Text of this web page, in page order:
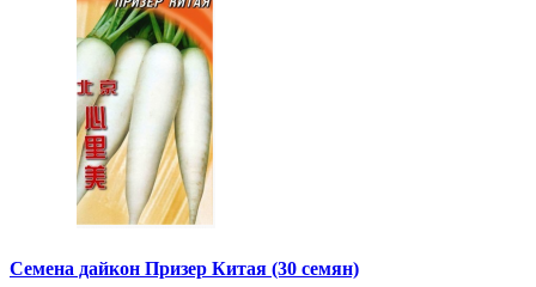
Семена дайкон Призер Китая (30 семян)